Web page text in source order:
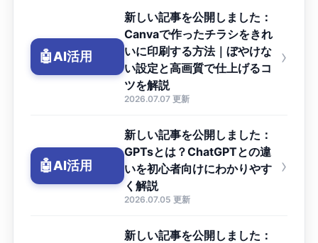
🤖AI活用
新しい記事を公開しました：
Canvaで作ったチラシをきれ
いに印刷する方法｜ぼやけな
い設定と高画質で仕上げるコ
ツを解説
2026.07.07 更新
›
🤖AI活用
新しい記事を公開しました：
GPTsとは？ChatGPTとの違
いを初心者向けにわかりやす
く解説
2026.07.05 更新
›
新しい記事を公開しました：